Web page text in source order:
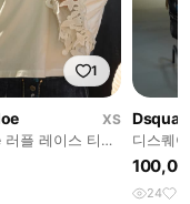
1
XS
러플 레이스 티셔
디스퀘
24 5